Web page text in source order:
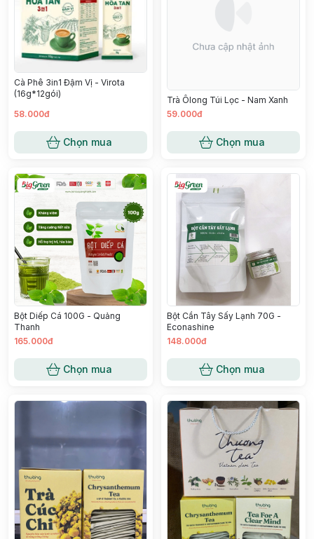
Cà Phê 3in1 Đậm Vị - Virota
(16g*12gói)
58.000đ
Chọn mua
Trà Ôlong Túi Lọc - Nam Xanh
59.000đ
Chọn mua
Bột Diếp Cá 100G - Quảng
Thanh
165.000đ
Chọn mua
Bột Cần Tây Sấy Lạnh 70G -
Econashine
148.000đ
Chọn mua